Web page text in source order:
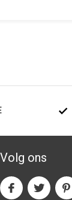
Volg ons